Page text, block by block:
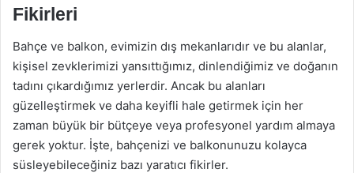
Fikirleri
Bahçe ve balkon, evimizin dış mekanlarıdır ve bu alanlar,
kişisel zevklerimizi yansıttığımız, dinlendiğimiz ve doğanın
tadını çıkardığımız yerlerdir. Ancak bu alanları
güzelleştirmek ve daha keyifli hale getirmek için her
zaman büyük bir bütçeye veya profesyonel yardım almaya
gerek yoktur. İşte, bahçenizi ve balkonunuzu kolayca
süsleyebileceğiniz bazı yaratıcı fikirler.